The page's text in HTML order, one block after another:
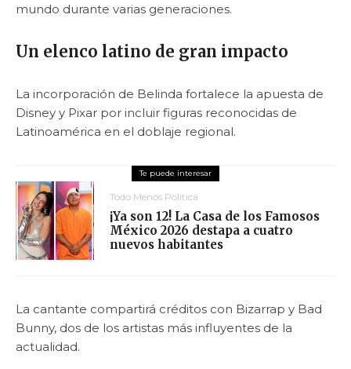
mundo durante varias generaciones.
Un elenco latino de gran impacto
La incorporación de Belinda fortalece la apuesta de
Disney y Pixar por incluir figuras reconocidas de
Latinoamérica en el doblaje regional.
Todo Menos Política
¡Ya son 12! La Casa de los Famosos
México 2026 destapa a cuatro
nuevos habitantes
La cantante compartirá créditos con Bizarrap y Bad
Bunny, dos de los artistas más influyentes de la
actualidad.